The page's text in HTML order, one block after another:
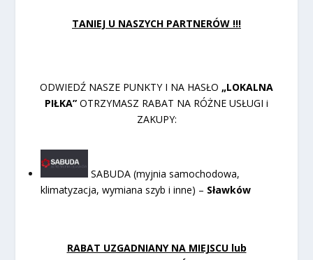
TANIEJ U NASZYCH PARTNERÓW !!!
ODWIEDŹ NASZE PUNKTY I NA HASŁO „LOKALNA
PIŁKA” OTRZYMASZ RABAT NA RÓŻNE USŁUGI i
ZAKUPY:
SABUDA (myjnia samochodowa,
klimatyzacja, wymiana szyb i inne) – Sławków
RABAT UZGADNIANY NA MIEJSCU lub